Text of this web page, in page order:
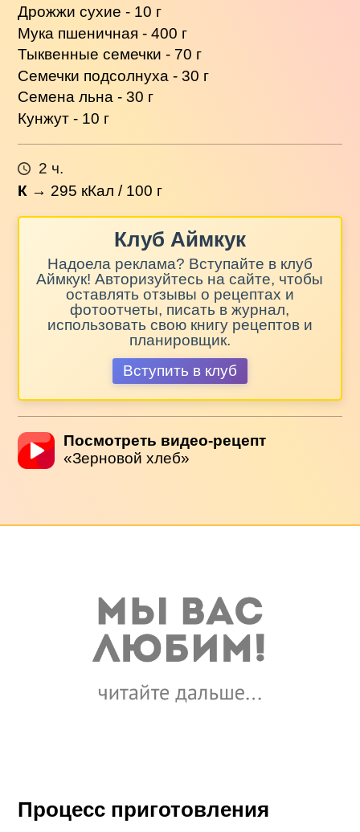
Дрожжи сухие - 10 г
Мука пшеничная - 400 г
Тыквенные семечки - 70 г
Семечки подсолнуха - 30 г
Семена льна - 30 г
Кунжут - 10 г
2 ч.
К → 295 кКал / 100 г
Клуб Аймкук
Надоела реклама? Вступайте в клуб
Аймкук! Авторизуйтесь на сайте, чтобы
оставлять отзывы о рецептах и
фотоотчеты, писать в журнал,
использовать свою книгу рецептов и
планировщик.
Вступить в клуб
Посмотреть видео-рецепт
«Зерновой хлеб»
Процесс приготовления